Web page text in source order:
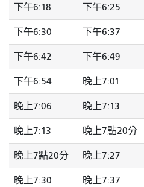
下午6:18 下午6:25
下午6:30 下午6:37
下午6:42 下午6:49
下午6:54 晚上7:01
晚上7:06 晚上7:13
晚上7:13 晚上7點20分
晚上7點20分 晚上7:27
晚上7:30 晚上7:37